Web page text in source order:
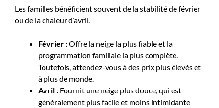
Les familles bénéficient souvent de la stabilité de février
ou de la chaleur d’avril.
Février :Offre la neige la plus fiable et la
programmation familiale la plus complète.
Toutefois, attendez-vous à des prix plus élevés et
à plus de monde.
Avril : Fournit une neige plus douce, qui est
généralement plus facile et moins intimidante